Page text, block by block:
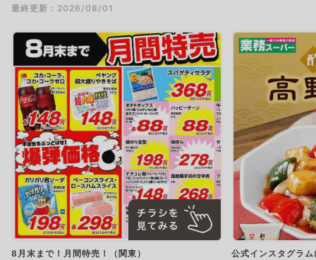
最終更新：2026/08/01
8月末まで！月間特売！（関東） 公式インスタグラ